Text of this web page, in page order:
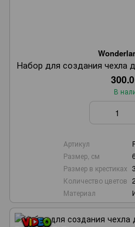
Набор для создания чехла
В
Артикул
Размер, см
Размер в крестиках
Количество цветов
Материал